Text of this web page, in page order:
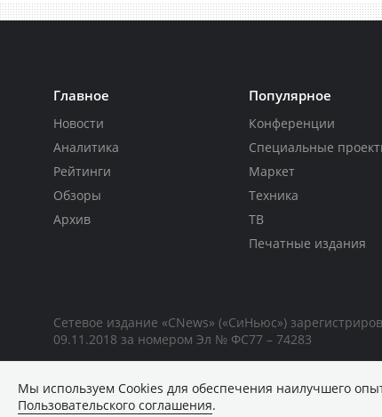
Главное
Новости
Аналитика
Рейтинги
Обзоры
Архив
Популярное
Конференции
Специальные
Маркет
Техника
ТВ
Печатные издания
Сетевое издание «CNews» («СиНьюс»)
09.11.2018 за номером Эл № ФС77 – 74283
Мы используем Сookies для обеспечения наилучшего
Пользовательского соглашения.